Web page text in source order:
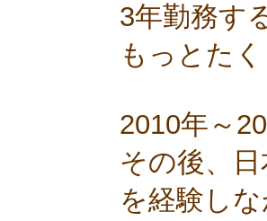
3年勤務す
もっとた
2010年～
その後、
を経験し